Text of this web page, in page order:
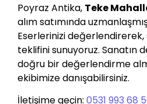
Poyraz Antika, Teke
alım satımında
Eserlerinizi
teklifini sunuyoruz. Sanatın
doğru bir değerlendirme
ekibimize danışabilirsiniz.
İletişime geçin: 0531 993 68